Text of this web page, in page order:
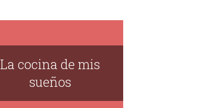
La cocina de mis
sueños